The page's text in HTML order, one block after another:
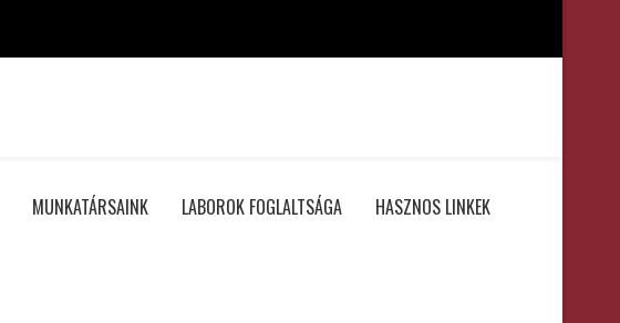
MUNKATÁRSAINK LABOROK FOGLALTSÁGA HASZNOS LINKEK